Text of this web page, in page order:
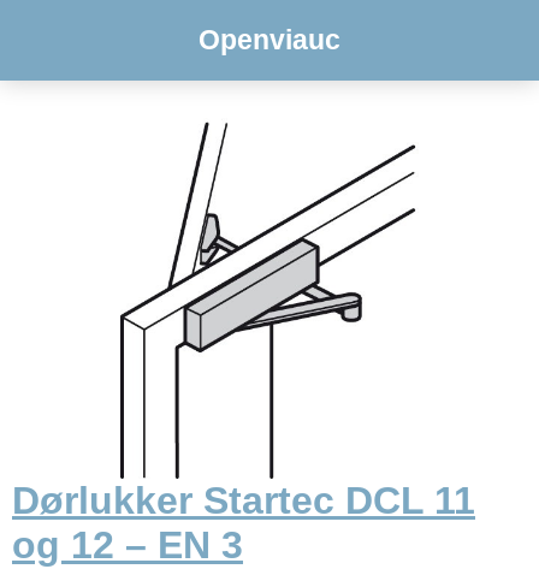
Openviauc
Dørlukker Startec DCL 11
og 12 – EN 3